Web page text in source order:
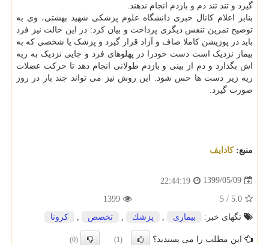
گیرد و تند تند دم و بازدم انجام ندهند.
بنابر اعلام کانال خبری دانشگاه علوم پزشکی شهید بهشتی، وی به
توضیح تمرین تنفس دیگری پرداخت و بیان کرد: در این حالت نیز فرد
باید در پوزیشن کاملا صاف و آزاد قرار گیرد و پزشک یا شخصی که به
بیمار نزدیک است دست خودرا در پهلوهای فرد و جایی نزدیک به ریه
اش بگذارد و دم از بینی و بازدم طولانی انجام دهد تا حرکت عضلات
ریه زیر دست ها حس شود. این روش نیز می تواند چند بار در روز
صورت گیرد.
منبع:كادایف
1399/05/09
22:44:19
5.0
/
5
1399
تگهای خبر:
بیماری پزشك تخصص كرونا
این مطلب را می پسندید؟ (1)
(0)